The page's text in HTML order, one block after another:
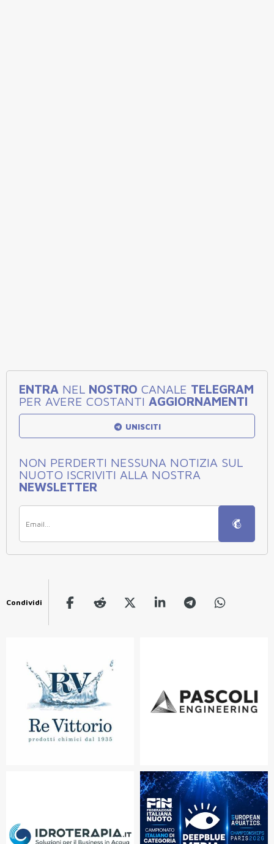
ENTRA NEL NOSTRO CANALE TELEGRAM
PER AVERE COSTANTI AGGIORNAMENTI
UNISCITI
NON PERDERTI NESSUNA NOTIZIA SUL
NUOTO ISCRIVITI ALLA NOSTRA
NEWSLETTER
Condividi